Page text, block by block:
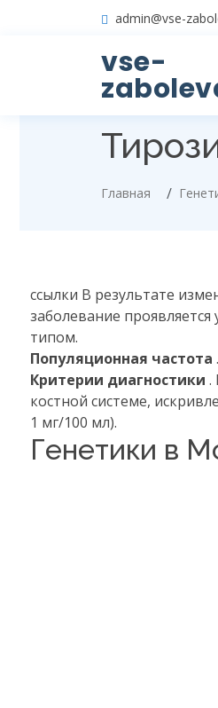
admin@vse-
vse-
Главная
ссылки В результате
заболевание
типом.
Популяционная частота
Критерии диагностики .
костной системе,
1 мг/100 мл).
Генетики в